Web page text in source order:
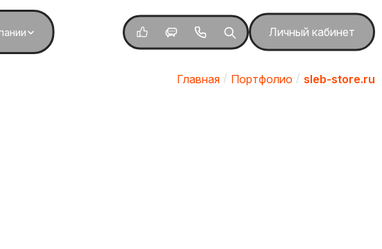
Личный кабинет
Главная Портфолио sleb-store.ru